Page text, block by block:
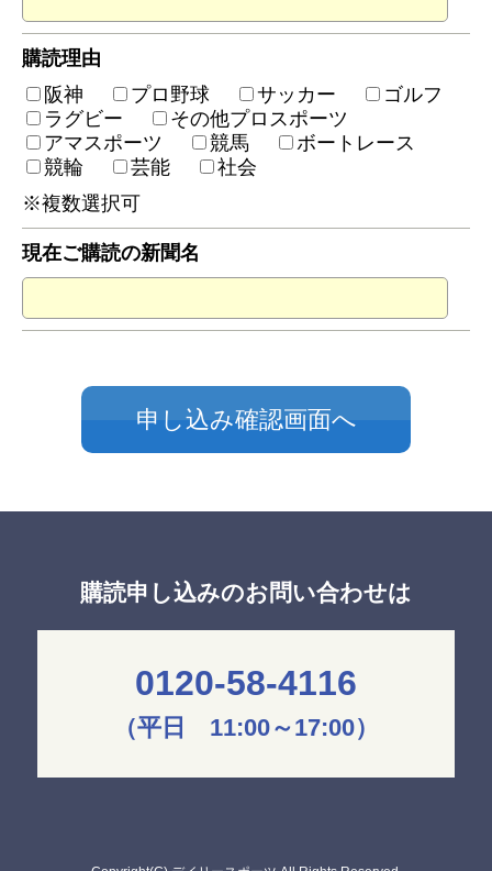
購読理由
阪神
プロ野球 サッカー
ゴルフ
ラグビー
その他プロスポーツ
アマスポーツ
競馬
ボートレース
競輪
芸能
社会
※複数選択可
現在ご購読の新聞名
購読申し込みのお問い合わせは
0120-58-4116
（平日 11:00～17:00）